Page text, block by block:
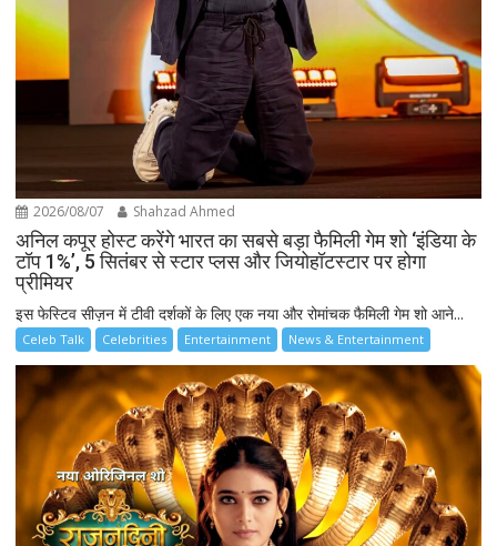
2026/08/07 Shahzad Ahmed
अनिल कपूर होस्ट करेंगे भारत का सबसे बड़ा फैमिली गेम शो ‘इंडिया के
टॉप 1%’, 5 सितंबर से स्टार प्लस और जियोहॉटस्टार पर होगा
प्रीमियर
इस फेस्टिव सीज़न में टीवी दर्शकों के लिए एक नया और रोमांचक फैमिली गेम शो आने...
Celeb Talk Celebrities Entertainment News & Entertainment